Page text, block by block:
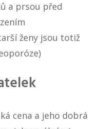
a prsou před
ženy jsou totiž
cena a jeho dobrá